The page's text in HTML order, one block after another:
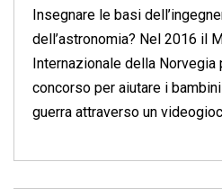
Insegnare le basi
dell’astronomia? Nel 2016 il
Internazionale della Norvegia
concorso per aiutare i
guerra attraverso un